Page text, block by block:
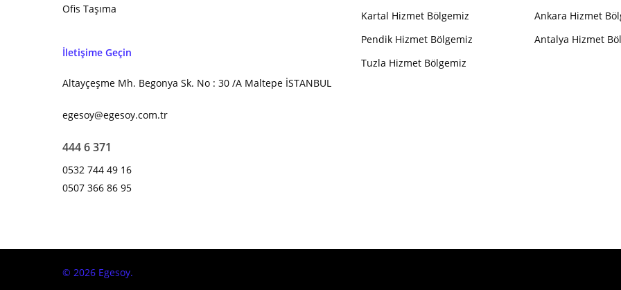
Ofis Taşıma
İletişime Geçin
Altayçeşme Mh. Begonya Sk. No : 30 /A Maltepe İSTANBUL
egesoy@egesoy.com.tr
444 6 371
0532 744 49 16
0507 366 86 95
Kartal Hizmet Bölgemiz
Pendik Hizmet Bölgemiz
Tuzla Hizmet Bölgemiz
Ankara Hizmet
Antalya Hizmet
© 2026 Egesoy.